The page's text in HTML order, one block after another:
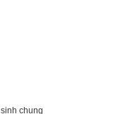
chung